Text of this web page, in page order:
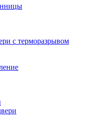
с терморазрывом